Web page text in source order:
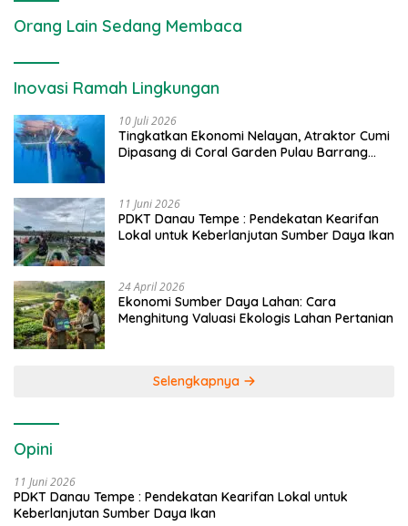
Orang Lain Sedang Membaca
Inovasi Ramah Lingkungan
10 Juli 2026
Tingkatkan Ekonomi Nelayan, Atraktor Cumi
Dipasang di Coral Garden Pulau Barrang
11 Juni 2026
PDKT Danau Tempe : Pendekatan Kearifan
Lokal untuk Keberlanjutan Sumber Daya Ikan
24 April 2026
Ekonomi Sumber Daya Lahan: Cara
Menghitung Valuasi Ekologis Lahan Pertanian
Selengkapnya
Opini
11 Juni 2026
PDKT Danau Tempe : Pendekatan Kearifan Lokal untuk
Keberlanjutan Sumber Daya Ikan